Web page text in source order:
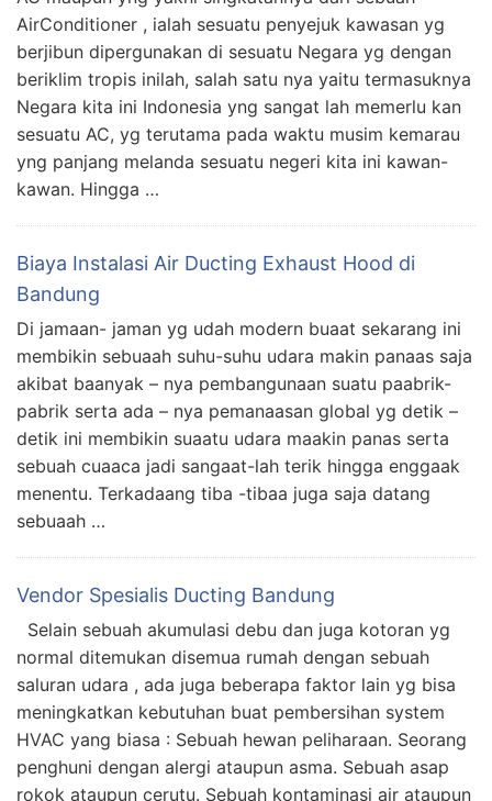
AirConditioner , ialah sesuatu penyejuk kawasan yg
berjibun dipergunakan di sesuatu Negara yg dengan
beriklim tropis inilah, salah satu nya yaitu termasuknya
Negara kita ini Indonesia yng sangat lah memerlu kan
sesuatu AC, yg terutama pada waktu musim kemarau
yng panjang melanda sesuatu negeri kita ini kawan-
kawan. Hingga …
Biaya Instalasi Air Ducting Exhaust Hood di
Bandung
Di jamaan- jaman yg udah modern buaat sekarang ini
membikin sebuaah suhu-suhu udara makin panaas saja
akibat baanyak – nya pembangunaan suatu paabrik-
pabrik serta ada – nya pemanaasan global yg detik –
detik ini membikin suaatu udara maakin panas serta
sebuah cuaaca jadi sangaat-lah terik hingga enggaak
menentu. Terkadaang tiba -tibaa juga saja datang
sebuaah …
Vendor Spesialis Ducting Bandung
Selain sebuah akumulasi debu dan juga kotoran yg
normal ditemukan disemua rumah dengan sebuah
saluran udara , ada juga beberapa faktor lain yg bisa
meningkatkan kebutuhan buat pembersihan system
HVAC yang biasa : Sebuah hewan peliharaan. Seorang
penghuni dengan alergi ataupun asma. Sebuah asap
rokok ataupun cerutu. Sebuah kontaminasi air ataupun